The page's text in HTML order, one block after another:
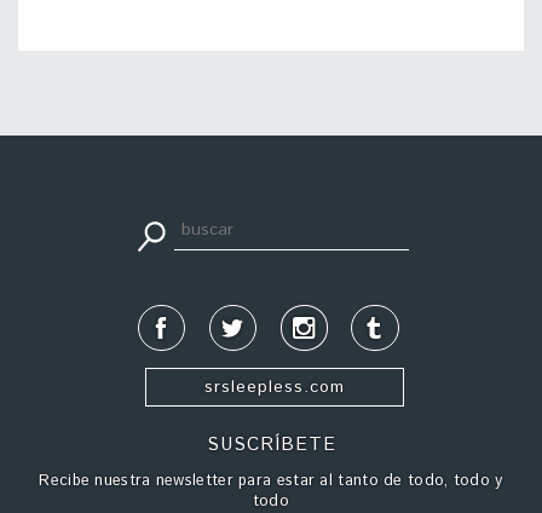
srsleepless.com
SUSCRÍBETE
Recibe nuestra newsletter para estar al tanto de todo, todo y
todo